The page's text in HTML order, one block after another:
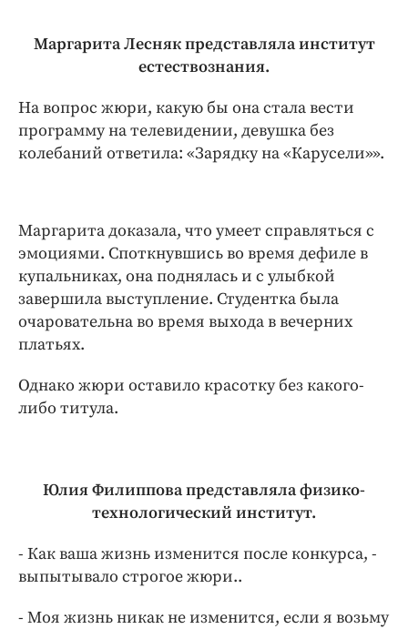
Маргарита Лесняк представляла институт
естествознания.
На вопрос жюри, какую бы она стала вести
программу на телевидении, девушка без
колебаний ответила: «Зарядку на «Карусели»».
Маргарита доказала, что умеет справляться с
эмоциями. Споткнувшись во время дефиле в
купальниках, она поднялась и с улыбкой
завершила выступление. Студентка была
очаровательна во время выхода в вечерних
платьях.
Однако жюри оставило красотку без какого-
либо титула.
Юлия Филиппова представляла физико-
технологический институт.
- Как ваша жизнь изменится после конкурса, -
выпытывало строгое жюри..
- Моя жизнь никак не изменится, если я возьму